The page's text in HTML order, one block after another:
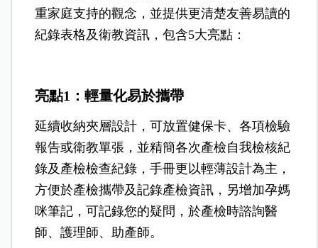
重家庭支持的觀念，並提供更清楚友善易讀的
紀錄表格及衛教資訊，包含5大亮點：
亮點1：輕量化易於攜帶
延續收納夾層設計，可放置健保卡、各項檢驗
報告或衛教單張，並精簡各次產檢自我檢核紀
錄及產檢檢查紀錄，手冊更以輕薄設計為主，
方便於產檢攜帶及記錄產檢資訊，另增加孕媽
咪筆記，可記錄您的疑問，於產檢時諮詢醫
師、護理師、助產師。